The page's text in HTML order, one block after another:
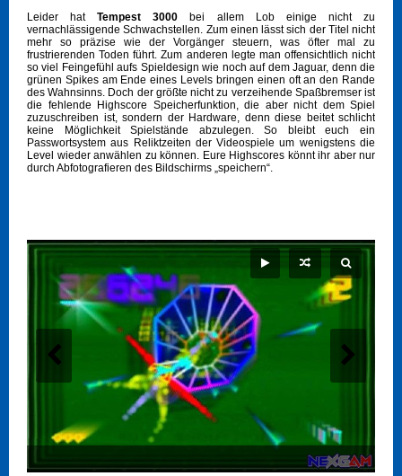
Leider hatTempest 3000 bei allem Lob einige nicht zu
vernachlässigende Schwachstellen. Zum einen lässt sich der Titel nicht
mehr so präzise wie der Vorgänger steuern, was öfter mal zu
frustrierenden Toden führt. Zum anderen legte man offensichtlich nicht
so viel Feingefühl aufs Spieldesign wie noch auf dem Jaguar, denn die
grünen Spikes am Ende eines Levels bringen einen oft an den Rande
des Wahnsinns. Doch der größte nicht zu verzeihende Spaßbremser ist
die fehlende Highscore Speicherfunktion, die aber nicht dem Spiel
zuzuschreiben ist, sondern der Hardware, denn diese beitet schlicht
keine Möglichkeit Spielstände abzulegen. So bleibt euch ein
Passwortsystem aus Reliktzeiten der Videospiele um wenigstens die
Level wieder anwählen zu können. Eure Highscores könnt ihr aber nur
durch Abfotografieren des Bildschirms „speichern“.